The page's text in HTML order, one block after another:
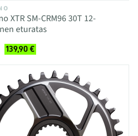
XTR SM-CRM96 30T 12-
eturatas
139,90 €